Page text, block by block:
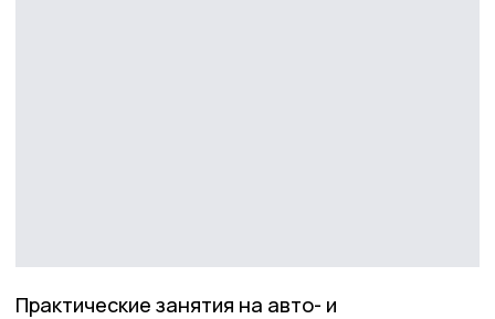
Практические занятия на авто- и